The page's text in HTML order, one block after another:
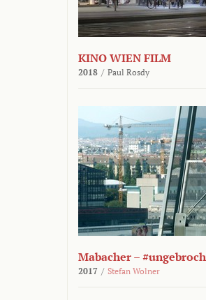
KINO WIEN FILM
2018 / Paul Rosdy
Mabacher –
2017 / Stefan Wolner